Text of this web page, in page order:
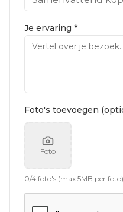
Je ervaring *
Foto's toevoegen
Foto
0/4 foto's (max 5MB per foto)